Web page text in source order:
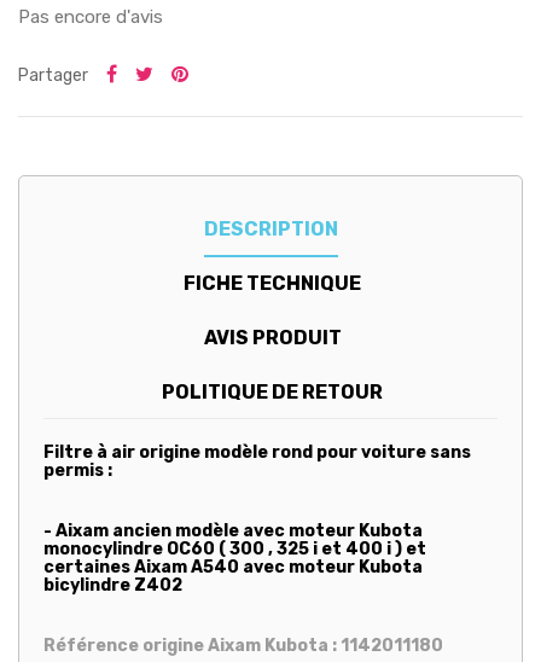
Pas encore d'avis
Partager
DESCRIPTION
FICHE TECHNIQUE
AVIS PRODUIT
POLITIQUE DE RETOUR
Filtre à air origine modèle rond pour voiture sans
permis :
- Aixam ancien modèle avec moteur Kubota
monocylindre OC60 ( 300 , 325 i et 400 i ) et
certaines Aixam A540 avec moteur Kubota
bicylindre Z402
Référence origine Aixam Kubota : 1142011180